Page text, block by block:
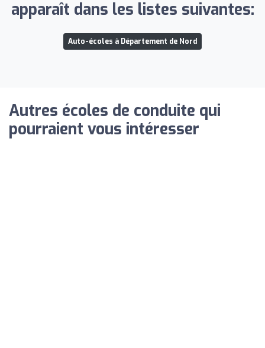
apparaît dans les listes suivantes:
Auto-écoles à Département de Nord
Autres écoles de conduite qui
pourraient vous intéresser